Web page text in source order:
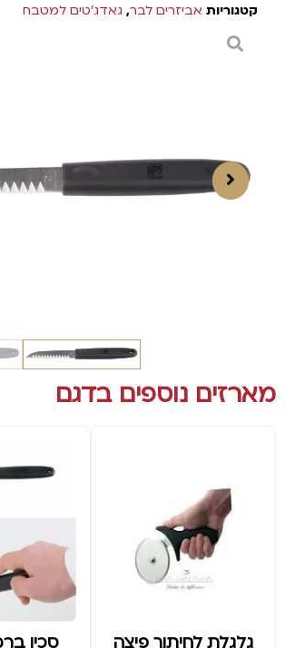
קטגוריות אביזרים לבר, גאדג'טים למטבח
מארזים נוספים בדגם
גלגלת לחיתוך פיצה
סכין